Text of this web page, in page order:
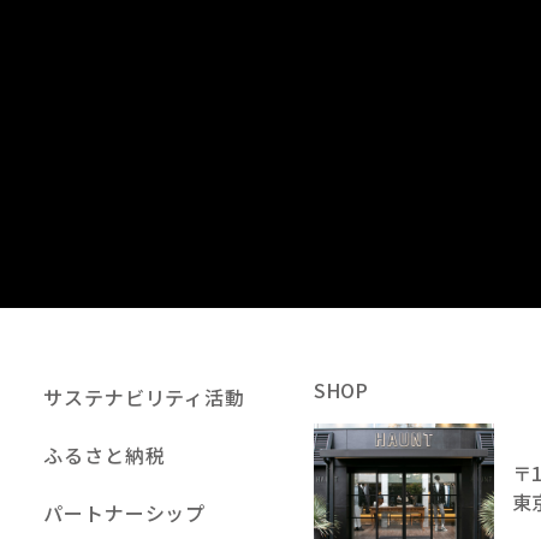
サステナビリティ活動
ふるさと納税
パートナーシップ
SHOP
〒
東